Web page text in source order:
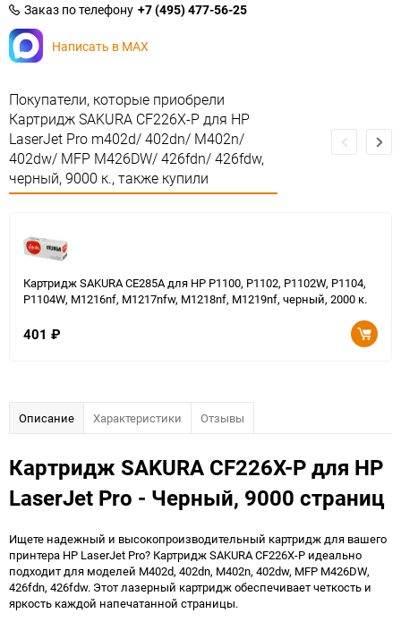
Заказ по телефону +7 (495) 477-56-25
Написать в MAX
Покупатели, которые приобрели
Картридж SAKURA CF226X-P для HP
LaserJet Pro m402d/ 402dn/ M402n/
402dw/ MFP M426DW/ 426fdn/ 426fdw,
черный, 9000 к., также купили
Картридж SAKURA CE285A для HP P1100, P1102, P1102W, P1104,
P1104W, M1216nf, M1217nfw, M1218nf, M1219nf, черный, 2000 к.
401 ₽
Описание Характеристики Отзывы
Картридж SAKURA CF226X-P для HP
LaserJet Pro - Черный, 9000 страниц
Ищете надежный и высокопроизводительный картридж для вашего
принтера HP LaserJet Pro? Картридж SAKURA CF226X-P идеально
подходит для моделей M402d, 402dn, M402n, 402dw, MFP M426DW,
426fdn, 426fdw. Этот лазерный картридж обеспечивает четкость и
яркость каждой напечатанной страницы.